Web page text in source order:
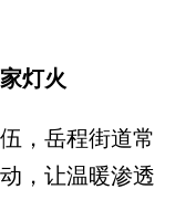
灯火
，岳程街道常
，让温暖渗透